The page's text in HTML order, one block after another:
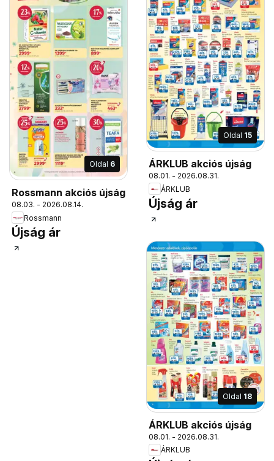
Oldal 6
Rossmann akciós újság
08.03. - 2026.08.14.
Rossmann
Újság ár
Oldal 15
ÁRKLUB akciós újság
08.01. - 2026.08.31.
ÁRKLUB
Újság ár
Oldal 18
ÁRKLUB akciós újság
08.01. - 2026.08.31.
ÁRKLUB